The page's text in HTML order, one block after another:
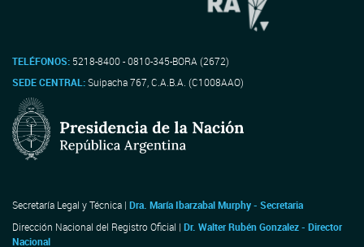
TELÉFONOS: 5218-8400 - 0810-345-BORA (2672)
SEDE CENTRAL:Suipacha 767, C.A.B.A. (C1008AAO)
Secretaría Legal y Técnica | Dra. María Ibarzabal Murphy - Secretaria
Dirección Nacional del Registro Oficial | Dr. Walter Rubén Gonzalez - Director
Nacional